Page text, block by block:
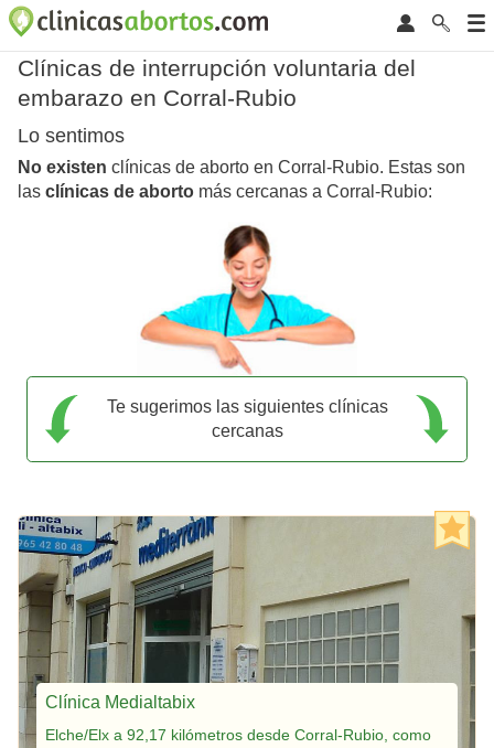
Clínicas de interrupción voluntaria del
embarazo en Corral-Rubio
Lo sentimos
No existen clínicas de aborto en Corral-Rubio. Estas son
las clínicas de aborto más cercanas a Corral-Rubio:
Te sugerimos las siguientes clínicas
cercanas
Clínica Medialtabix
Elche/Elx a 92,17 kilómetros desde Corral-Rubio, como